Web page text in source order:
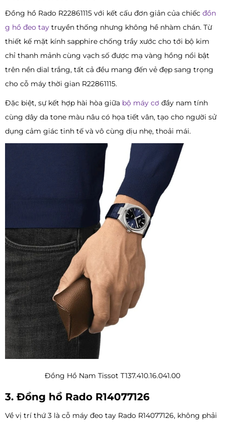
Đồng hồ Rado R22861115 với kết cấu đơn giản của chiếc đồn
g hồ đeo tay truyền thống nhưng không hề nhàm chán. Từ
thiết kế mặt kính sapphire chống trầy xước cho tới bộ kim
chỉ thanh mảnh cùng vạch số được mạ vàng hồng nổi bật
trên nền dial trắng, tất cả đều mang đến vẻ đẹp sang trọng
cho cỗ máy thời gian R22861115.
Đặc biệt, sự kết hợp hài hòa giữa bộ máy cơ đầy nam tính
cùng dây da tone màu nâu có họa tiết vân, tạo cho người sử
dụng cảm giác tinh tế và vô cùng dịu nhẹ, thoải mái.
Đồng Hồ Nam Tissot T137.410.16.041.00
3. Đồng hồ Rado R14077126
Về vị trí thứ 3 là cỗ máy đeo tay Rado R14077126, không phải